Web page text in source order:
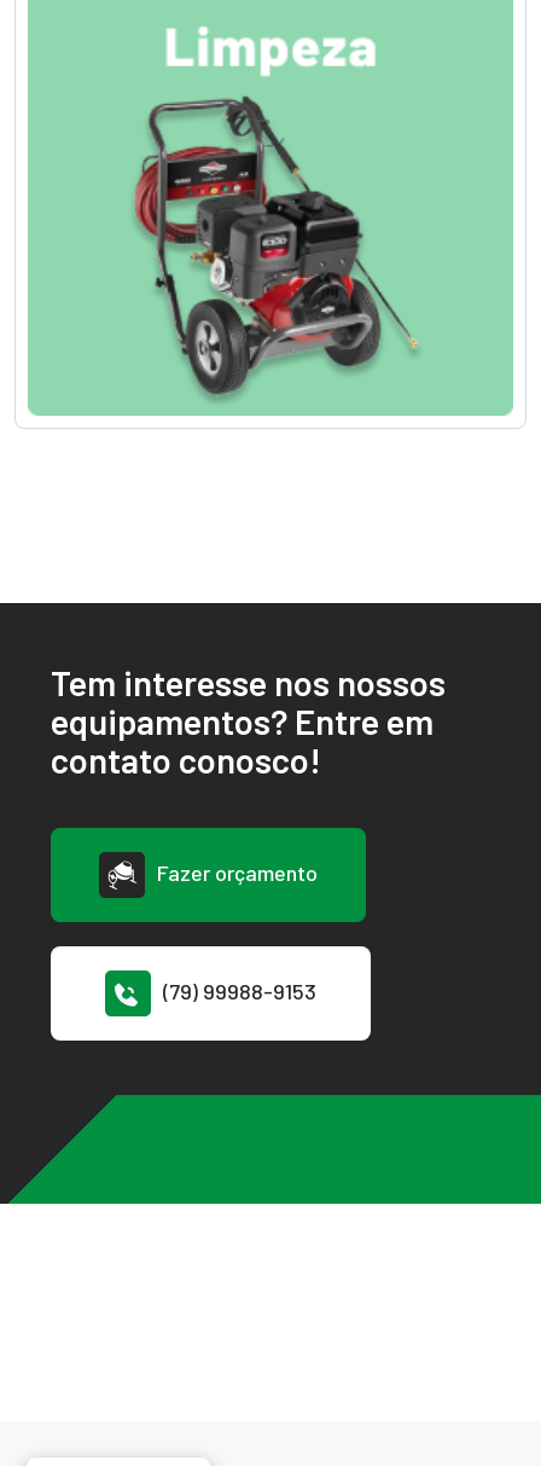
Tem interesse nos nossos
equipamentos? Entre em
contato conosco!
Fazer orçamento
(79) 99988-9153